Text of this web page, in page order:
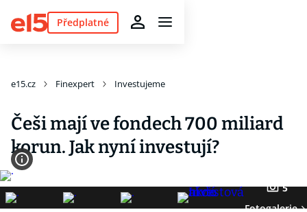
Předplatné
e15.cz Finexpert Investujeme
Češi mají ve fondech 700 miliard
korun. Jak nyní investují?
5
Fotogalerie